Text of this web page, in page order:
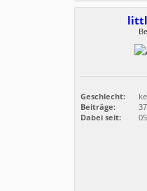
Geschlecht:
Beiträge:
Dabei seit: